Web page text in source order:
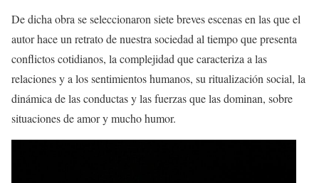
De dicha obra se seleccionaron siete breves escenas en las queel
autorhace un retrato de nuestra sociedad al tiempo que presenta
conflictos cotidianos, la complejidad que caracteriza a las
relaciones y a los sentimientos humanos, su ritualización social, la
dinámica de las conductas y las fuerzas que las dominan, sobre
situaciones de amor ymuchohumor.